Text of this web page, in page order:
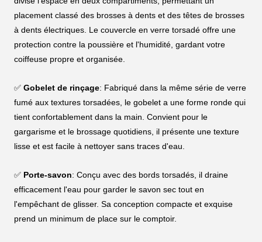
placement classé des brosses à dents et des têtes de brosses
à dents électriques. Le couvercle en verre torsadé offre une
protection contre la poussière et l'humidité, gardant votre
coiffeuse propre et organisée.
✅ Gobelet de rinçage: Fabriqué dans la même série de verre
fumé aux textures torsadées, le gobelet a une forme ronde qui
tient confortablement dans la main. Convient pour le
gargarisme et le brossage quotidiens, il présente une texture
lisse et est facile à nettoyer sans traces d'eau.
✅ Porte-savon: Conçu avec des bords torsadés, il draine
efficacement l'eau pour garder le savon sec tout en
l'empêchant de glisser. Sa conception compacte et exquise
prend un minimum de place sur le comptoir.